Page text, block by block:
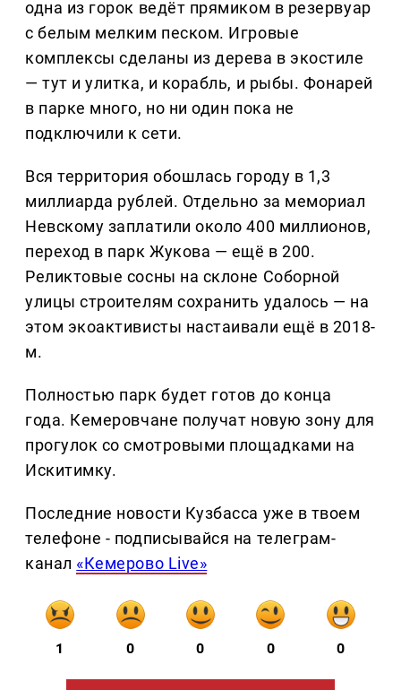
одна из горок ведёт прямиком в резервуар
с белым мелким песком. Игровые
комплексы сделаны из дерева в экостиле
— тут и улитка, и корабль, и рыбы. Фонарей
в парке много, но ни один пока не
подключили к сети.
Вся территория обошлась городу в 1,3
миллиарда рублей. Отдельно за мемориал
Невскому заплатили около 400 миллионов,
переход в парк Жукова — ещё в 200.
Реликтовые сосны на склоне Соборной
улицы строителям сохранить удалось — на
этом экоактивисты настаивали ещё в 2018-
м.
Полностью парк будет готов до конца
года. Кемеровчане получат новую зону для
прогулок со смотровыми площадками на
Искитимку.
Последние новости Кузбасса уже в твоем
телефоне - подписывайся на телеграм-
канал «Кемерово Live»
1 0 0 0 0